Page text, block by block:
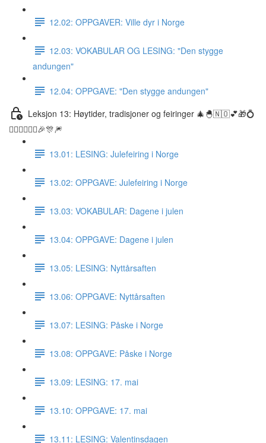
12.02: OPPGAVER: Ville dyr i Norge
12.03: VOKABULAR OG LESING: "Den stygge
andungen"
12.04: OPPGAVE: "Den stygge andungen"
Leksjon 13: Høytider, tradisjoner og feiringer 🎄🐣🇳🇴💕🎁💍
👰🏼‍♀️🤵🏽‍♂️🎉🎊🎆
13.01: LESING: Julefeiring i Norge
13.02: OPPGAVE: Julefeiring i Norge
13.03: VOKABULAR: Dagene i julen
13.04: OPPGAVE: Dagene i julen
13.05: LESING: Nyttårsaften
13.06: OPPGAVE: Nyttårsaften
13.07: LESING: Påske i Norge
13.08: OPPGAVE: Påske i Norge
13.09: LESING: 17. mai
13.10: OPPGAVE: 17. mai
13.11: LESING: Valentinsdagen